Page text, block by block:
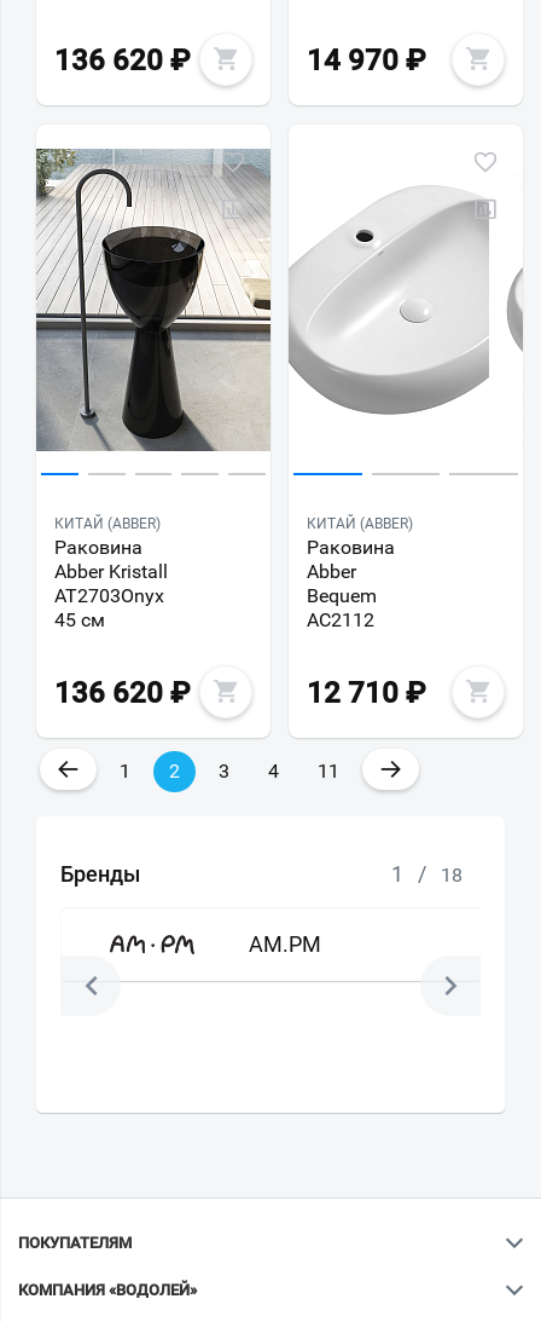
136 620 ₽ 14 970 ₽
КИТАЙ (ABBER)
Раковина
Abber Kristall
AT2703Onyx
45 см
136 620 ₽
КИТАЙ (ABBER)
Раковина
Abber
Bequem
AC2112
12 710 ₽
← 1 2 3 4 11 →
Бренды 1 / 18
AM.PM
ПОКУПАТЕЛЯМ
КОМПАНИЯ «ВОДОЛЕЙ»